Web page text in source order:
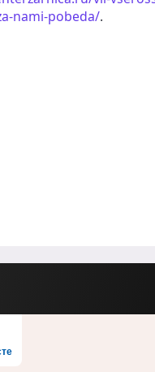
nami-pobeda/.